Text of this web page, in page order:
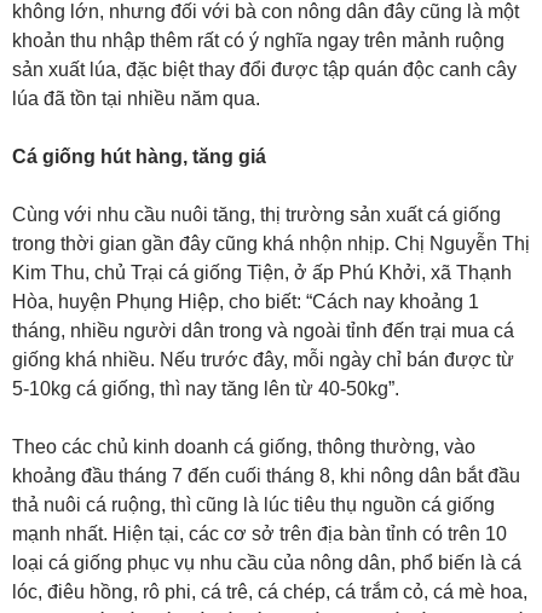
không lớn, nhưng đối với bà con nông dân đây cũng là một
khoản thu nhập thêm rất có ý nghĩa ngay trên mảnh ruộng
sản xuất lúa, đặc biệt thay đổi được tập quán độc canh cây
lúa đã tồn tại nhiều năm qua.
Cá giống hút hàng, tăng giá
Cùng với nhu cầu nuôi tăng, thị trường sản xuất cá giống
trong thời gian gần đây cũng khá nhộn nhịp. Chị Nguyễn Thị
Kim Thu, chủ Trại cá giống Tiện, ở ấp Phú Khởi, xã Thạnh
Hòa, huyện Phụng Hiệp, cho biết: “Cách nay khoảng 1
tháng, nhiều người dân trong và ngoài tỉnh đến trại mua cá
giống khá nhiều. Nếu trước đây, mỗi ngày chỉ bán được từ
5-10kg cá giống, thì nay tăng lên từ 40-50kg”.
Theo các chủ kinh doanh cá giống, thông thường, vào
khoảng đầu tháng 7 đến cuối tháng 8, khi nông dân bắt đầu
thả nuôi cá ruộng, thì cũng là lúc tiêu thụ nguồn cá giống
mạnh nhất. Hiện tại, các cơ sở trên địa bàn tỉnh có trên 10
loại cá giống phục vụ nhu cầu của nông dân, phổ biến là cá
lóc, điêu hồng, rô phi, cá trê, cá chép, cá trắm cỏ, cá mè hoa,